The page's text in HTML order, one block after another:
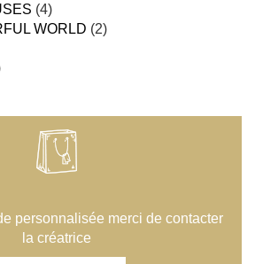
44
produits
WORLD 22
personnalisée merci de contacter
la créatrice